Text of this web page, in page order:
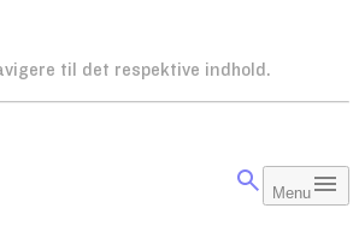
til det respektive indhold.
Menu